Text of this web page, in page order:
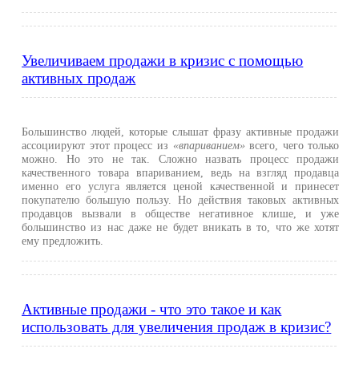
Увеличиваем продажи в кризис с помощью
активных продаж
Большинство людей, которые слышат фразу активные продажи
ассоциируют этот процесс из «впариванием» всего, чего только
можно. Но это не так. Сложно назвать процесс продажи
качественного товара впариванием, ведь на взгляд продавца
именно его услуга является ценой качественной и принесет
покупателю большую пользу. Но действия таковых активных
продавцов вызвали в обществе негативное клише, и уже
большинство из нас даже не будет вникать в то, что же хотят
ему предложить.
Активные продажи - что это такое и как
использовать для увеличения продаж в кризис?